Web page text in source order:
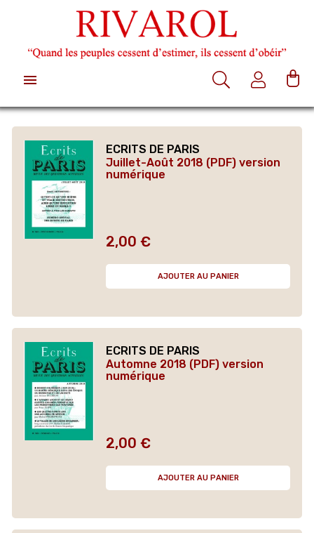

ECRITS DE PARIS
Juillet-Août 2018 (PDF) version
numérique
Prix
2,00 €
AJOUTER AU PANIER
ECRITS DE PARIS
Automne 2018 (PDF) version
numérique
Prix
2,00 €
AJOUTER AU PANIER